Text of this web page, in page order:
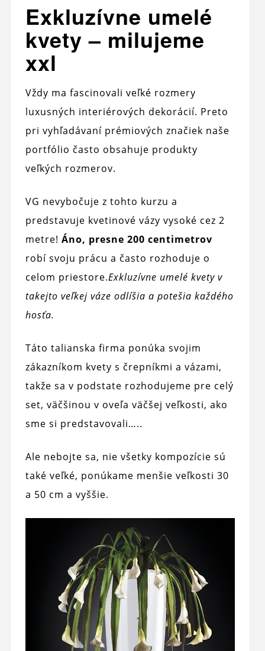
Exkluzívne umelé
kvety – milujeme
xxl
Vždy ma fascinovali veľké rozmery
luxusných interiérových dekorácií. Preto
pri vyhľadávaní prémiových značiek naše
portfólio často obsahuje produkty
veľkých rozmerov.
VG nevybočuje z tohto kurzu a
predstavuje kvetinové vázy vysoké cez 2
metre! Áno, presne 200 centimetrov
robí svoju prácu a často rozhoduje o
celom priestore.Exkluzívne umelé kvety v
takejto veľkej váze odlíšia a potešia každého
hosťa.
Táto talianska firma ponúka svojim
zákazníkom kvety s črepníkmi a vázami,
takže sa v podstate rozhodujeme pre celý
set, väčšinou v oveľa väčšej veľkosti, ako
sme si predstavovali…..
Ale nebojte sa, nie všetky kompozície sú
také veľké, ponúkame menšie veľkosti 30
a 50 cm a vyššie.